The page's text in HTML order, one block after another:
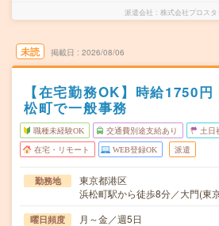
派遣会社 株式会社プロスタ
未読 掲載日 2026/08/06
【在宅勤務OK】時給1750
松町で一般事務
職種未経験OK 交通費別途支給あり 土日
在宅・リモート WEB登録OK 派遣
勤務地
東京都港区
浜松町駅から徒歩8分／大門(東
曜日頻度 月～金／週5日